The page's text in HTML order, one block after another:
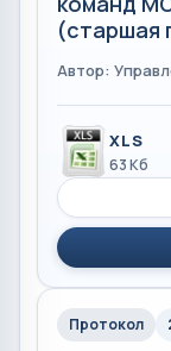
(старшая
Автор:
XLS
63 Кб
Протокол